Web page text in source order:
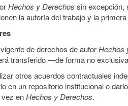
Hechos y Derechos sin excepción,
la autoría del trabajo y la
de derechos de autorHechos
transferido —de forma no
otros acuerdos contractuales
en un repositorio institucional o
enHechos y Derechos.